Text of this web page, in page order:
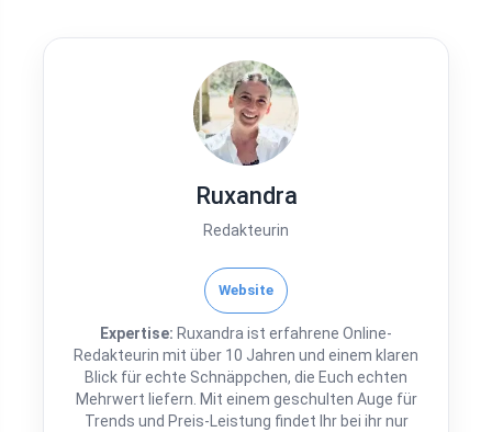
Ruxandra
Redakteurin
Website
Expertise: Ruxandra ist erfahrene Online-
Redakteurin mit über 10 Jahren und einem klaren
Blick für echte Schnäppchen, die Euch echten
Mehrwert liefern. Mit einem geschulten Auge für
Trends und Preis-Leistung findet Ihr bei ihr nur